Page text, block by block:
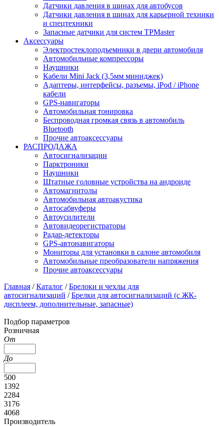
Датчики давления в шинах для автобусов
Датчики давления в шинах для карьерной техники
и спецтехники
Запасные датчики для систем TPMaster
Аксессуары
Электростеклоподъемники в двери автомобиля
Автомобильные компрессоры
Наушники
Кабели Mini Jack (3,5мм миниджек)
Адаптеры, интерфейсы, разъемы, iPod / iPhone
кабели
GPS-навигаторы
Автомобильная тонировка
Беспроводная громкая связь в автомобиль
Bluetooth
Прочие автоаксессуары
РАСПРОДАЖА
Автосигнализации
Парктроники
Наушники
Штатные головные устройства на андроиде
Автомагнитолы
Автомобильная автоакустика
Автосабвуферы
Автоусилители
Автовидеорегистраторы
Радар-детекторы
GPS-автонавигаторы
Мониторы для установки в салоне автомобиля
Автомобильные преобразователи напряжения
Прочие автоаксессуары
Главная /Каталог /Брелоки и чехлы для
автосигнализаций /Брелки для автосигнализаций (с ЖК-
дисплеем, дополнительные, запасные)
Подбор параметров
Розничная
От
До
500
1392
2284
3176
4068
Производитель